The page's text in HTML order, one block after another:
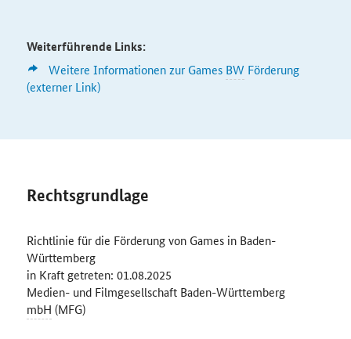
Weiterführende Links:
Weitere Informationen zur Games BW Förderung
(externer Link)
Rechtsgrundlage
Richtlinie für die Förderung von Gamesin Baden-
Württemberg
in Kraft getreten: 01.08.2025
Medien- und Filmgesellschaft Baden-Württemberg
mbH (MFG)